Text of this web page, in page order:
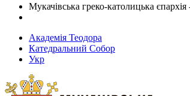
Мукачівська греко-католицька
Академія Теодора
Катедральний Собор
Укр